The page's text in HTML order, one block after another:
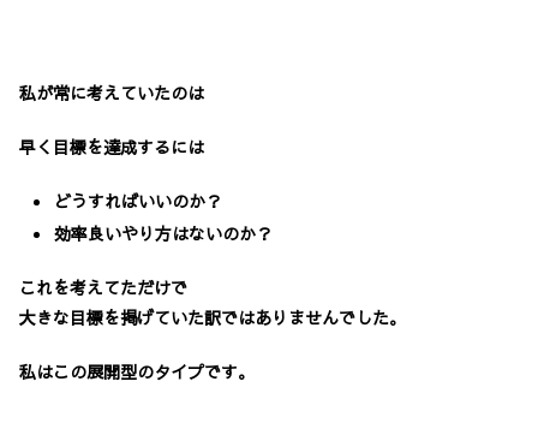
私が常に考えていたのは
早く目標を達成するには
どうすればいいのか？
効率良いやり方はないのか？
これを考えてただけで
大きな目標を掲げていた訳ではありませんでした。
私はこの展開型のタイプです。